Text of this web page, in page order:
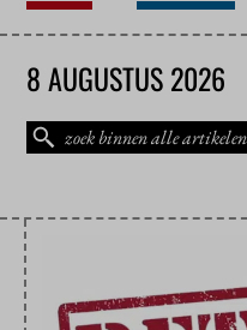
8 AUGUSTUS 2026